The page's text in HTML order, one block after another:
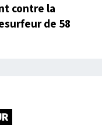
contre la
de 58